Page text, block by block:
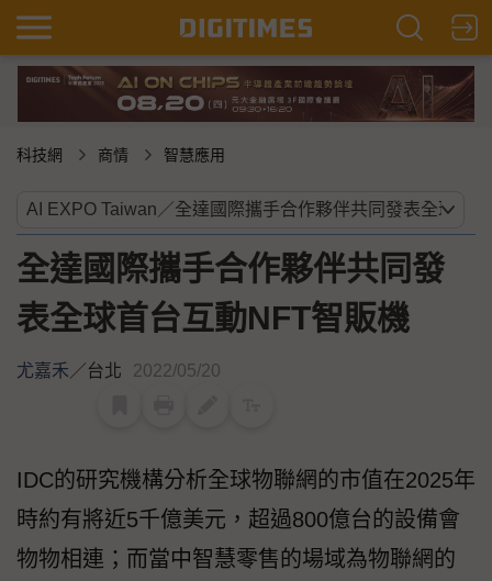
科技網 商情 智慧應用
全達國際攜手合作夥伴共同發
表全球首台互動NFT智販機
尤嘉禾／台北 2022/05/20
IDC的研究機構分析全球物聯網的市值在2025年
時約有將近5千億美元，超過800億台的設備會
物物相連；而當中智慧零售的場域為物聯網的